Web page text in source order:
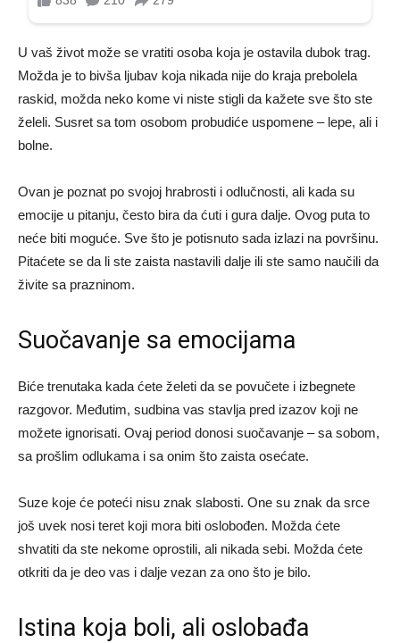
U vaš život može se vratiti osoba koja je ostavila dubok trag.
Možda je to bivša ljubav koja nikada nije do kraja prebolela
raskid, možda neko kome vi niste stigli da kažete sve što ste
želeli. Susret sa tom osobom probudiće uspomene – lepe, ali i
bolne.
Ovan je poznat po svojoj hrabrosti i odlučnosti, ali kada su
emocije u pitanju, često bira da ćuti i gura dalje. Ovog puta to
neće biti moguće. Sve što je potisnuto sada izlazi na površinu.
Pitaćete se da li ste zaista nastavili dalje ili ste samo naučili da
živite sa prazninom.
Suočavanje sa emocijama
Biće trenutaka kada ćete želeti da se povučete i izbegnete
razgovor. Međutim, sudbina vas stavlja pred izazov koji ne
možete ignorisati. Ovaj period donosi suočavanje – sa sobom,
sa prošlim odlukama i sa onim što zaista osećate.
Suze koje će poteći nisu znak slabosti. One su znak da srce
još uvek nosi teret koji mora biti oslobođen. Možda ćete
shvatiti da ste nekome oprostili, ali nikada sebi. Možda ćete
otkriti da je deo vas i dalje vezan za ono što je bilo.
Istina koja boli, ali oslobađa